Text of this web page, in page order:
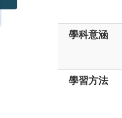
學科意涵
學習方法